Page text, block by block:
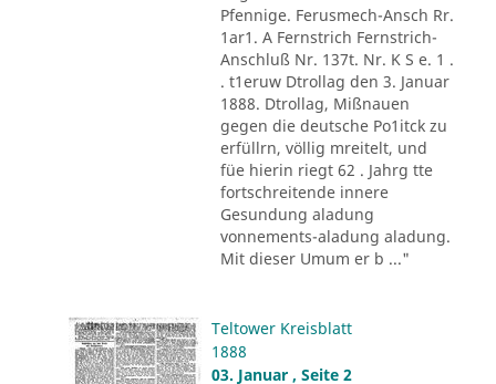
Pfennige. Ferusmech-Ansch Rr.
1ar1. A Fernstrich Fernstrich-
Anschluß Nr. 137t. Nr. K S e. 1 .
. t1eruw Dtrollag den 3. Januar
1888. Dtrollag, Mißnauen
gegen die deutsche Po1itck zu
erfüllrn, völlig mreitelt, und
füe hierin riegt 62 . Jahrg tte
fortschreitende innere
Gesundung aladung
vonnements-aladung aladung.
Mit dieser Umum er b ..."
Teltower Kreisblatt
1888
03. Januar , Seite 2